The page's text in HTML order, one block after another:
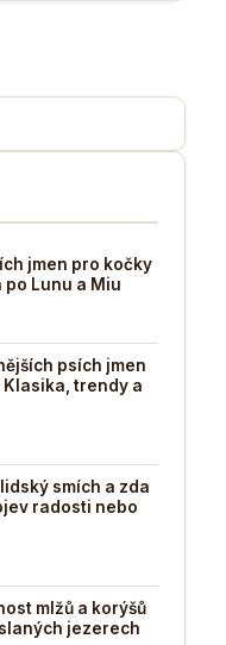
jmen pro kočky
po Lunu a Miu
psích jmen
Klasika, trendy a
smích a zda
radosti nebo
mlžů a korýšů
jezerech